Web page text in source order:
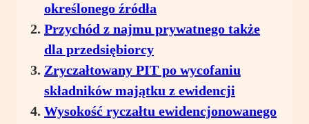
określonego źródła
Przychód z najmu prywatnego także
dla przedsiębiorcy
Zryczałtowany PIT po wycofaniu
składników majątku z ewidencji
Wysokość ryczałtu ewidencjonowanego